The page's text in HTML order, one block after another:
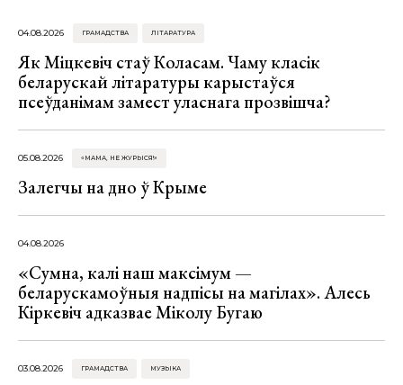
04.08.2026 ГРАМАДСТВА ЛІТАРАТУРА
Як Міцкевіч стаў Коласам. Чаму класік
беларускай літаратуры карыстаўся
псеўданімам замест уласнага прозвішча?
05.08.2026 «МАМА, НЕ ЖУРЫСЯ!»
Залегчы на дно ў Крыме
04.08.2026
«Сумна, калі наш максімум —
беларускамоўныя надпісы на магілах». Алесь
Кіркевіч адказвае Міколу Бугаю
03.08.2026 ГРАМАДСТВА МУЗЫКА